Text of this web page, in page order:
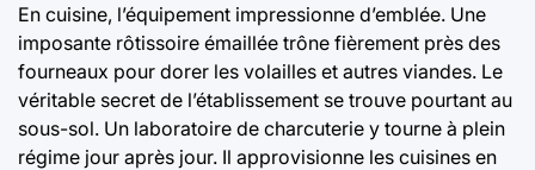
En cuisine, l’équipement impressionne d’emblée. Une
imposante rôtissoire émaillée trône fièrement près des
fourneaux pour dorer les volailles et autres viandes. Le
véritable secret de l’établissement se trouve pourtant au
sous-sol. Un laboratoire de charcuterie y tourne à plein
régime jour après jour. Il approvisionne les cuisines en